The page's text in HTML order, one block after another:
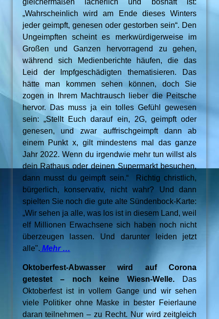
gleichermaßen lächerlich und boshaft ist:
„Wahrscheinlich wird am Ende dieses Winters
jeder geimpft, genesen oder gestorben sein“. Den
Ungeimpften scheint es merkwürdigerweise im
Großen und Ganzen hervorragend zu gehen,
während sich Medienberichte häufen, die das
Leid der Impfgeschädigten thematisieren. Das
hätte man kommen sehen können, doch Sie
zogen in Ihrem Machtrausch lieber die Peitsche
hervor. Das muss ja ein tolles Gefühl gewesen
sein: „Stellt Euch darauf ein, 2G, geimpft oder
genesen, und zwar auffrischgeimpft dann ab
einem Punkt x, gilt mindestens mal das ganze
Jahr 2022. Wenn du irgendwie mehr tun willst als
dein Rathaus oder deinen Supermarkt besuchen,
dann musst du geimpft sein.“ Richtig christlich,
bürgerlich, konservativ, nicht wahr? Und dann
spielten Sie noch die gute alte Sündenbock-Karte:
„Wir sehen ja alle, was los ist in diesem Land, weil
elf Millionen Erwachsene sich haben noch nicht
überzeugen lassen. Und darunter leiden jetzt
alle". Mehr …
Oktoberfest-Abwasser wird auf Corona
getestet – noch keine Wiesn-Welle. Das
Oktoberfest ist in vollem Gange und wir sehen
viele Politiker ohne Maske in bester Feierlaune
daran teilnehmen – zu Recht. Nur wird zeitgleich